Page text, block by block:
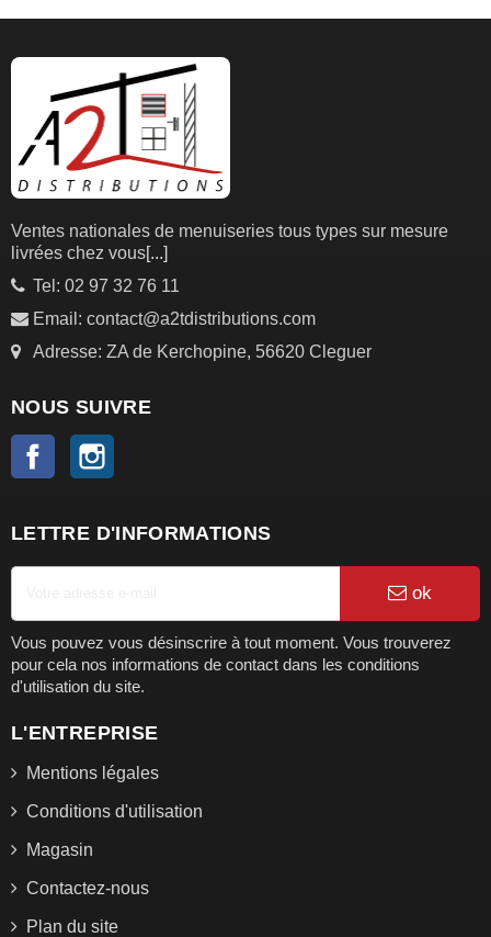
Ventes nationales de menuiseries tous types sur mesure
livrées chez vous[...]
Tel: 02 97 32 76 11
Email: contact@a2tdistributions.com
Adresse: ZA de Kerchopine, 56620 Cleguer
NOUS SUIVRE
Facebook
LETTRE D'INFORMATIONS
ok
Vous pouvez vous désinscrire à tout moment. Vous trouverez
pour cela nos informations de contact dans les conditions
d'utilisation du site.
L'ENTREPRISE
Mentions légales
Conditions d'utilisation
Magasin
Contactez-nous
Plan du site